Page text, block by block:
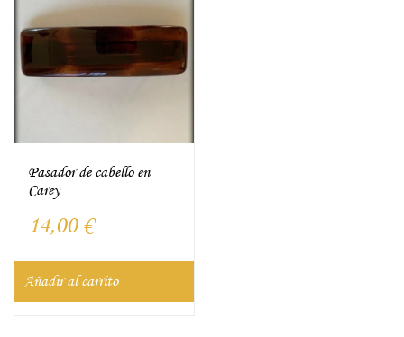
Pasador de cabello en
Carey
14,00 €
Añadir al carrito